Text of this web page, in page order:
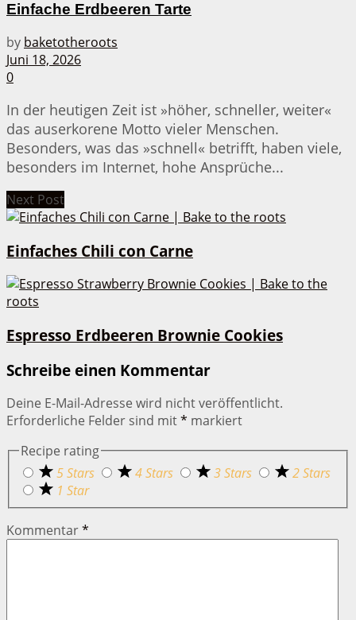
Einfache Erdbeeren Tarte
by baketotheroots
Juni 18, 2026
0
In der heutigen Zeit ist »höher, schneller, weiter«
das auserkorene Motto vieler Menschen.
Besonders, was das »schnell« betrifft, haben viele,
besonders im Internet, hohe Ansprüche...
Next Post
Einfaches Chili con Carne
Espresso Erdbeeren Brownie Cookies
Schreibe einen Kommentar
Deine E-Mail-Adresse wird nicht veröffentlicht.
Erforderliche Felder sind mit* markiert
Recipe rating
5 Stars
4 Stars 3 Stars
2 Stars
1 Star
Kommentar*